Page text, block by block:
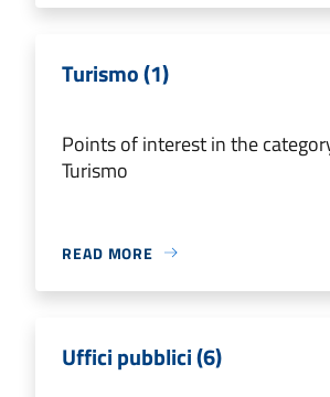
Turismo (1)
Points of interest in the
Turismo
READ MORE
Uffici pubblici (6)